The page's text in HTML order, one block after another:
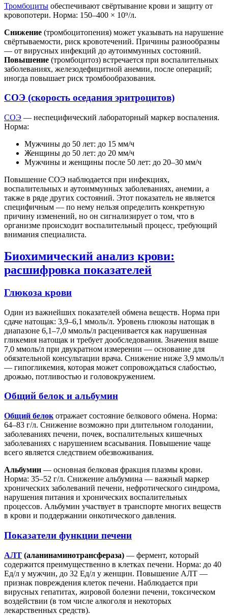
Тромбоциты обеспечивают свёртывание крови и защиту от
кровопотери. Норма: 150–400 × 10⁹/л.
Снижение (тромбоцитопения) может указывать на нарушение
свёртываемости, риск кровотечений. Причины разнообразны
— от вирусных инфекций до аутоиммунных состояний.
Повышение (тромбоцитоз) встречается при воспалительных
заболеваниях, железодефицитной анемии, после операций;
иногда повышает риск тромбообразования.
СОЭ (скорость оседания эритроцитов)
СОЭ — неспецифический лабораторный маркер воспаления.
Норма:
Мужчины до 50 лет: до 15 мм/ч
Женщины до 50 лет: до 20 мм/ч
Мужчины и женщины после 50 лет: до 20–30 мм/ч
Повышение СОЭ наблюдается при инфекциях,
воспалительных и аутоиммунных заболеваниях, анемии, а
также в ряде других состояний. Этот показатель не является
специфичным — по нему нельзя определить конкретную
причину изменений, но он сигнализирует о том, что в
организме происходит воспалительный процесс, требующий
внимания специалиста.
Биохимический анализ крови:
расшифровка показателей
Глюкоза крови
Один из важнейших показателей обмена веществ. Норма при
сдаче натощак: 3,9–6,1 ммоль/л. Уровень глюкозы натощак в
диапазоне 6,1–7,0 ммоль/л расценивается как нарушенная
гликемия натощак и требует дообследования. Значения выше
7,0 ммоль/л при двукратном измерении — основание для
обязательной консультации врача. Снижение ниже 3,9 ммоль/л
— гипогликемия, которая может сопровождаться слабостью,
дрожью, потливостью и головокружением.
Общий белок и альбумин
Общий белок отражает состояние белкового обмена. Норма:
64–83 г/л. Снижение возможно при длительном голодании,
заболеваниях печени, почек, воспалительных кишечных
заболеваниях с нарушением всасывания. Повышение чаще
всего является следствием обезвоживания.
Альбумин — основная белковая фракция плазмы крови.
Норма: 35–52 г/л. Снижение альбумина — важный маркер
хронических заболеваний печени, нефротического синдрома,
нарушения питания и хронических воспалительных
процессов. Альбумин участвует в транспорте многих веществ
в крови и поддержании онкотического давления.
Показатели функции печени
АЛТ (аланинаминотрансфераза) — фермент, который
содержится преимущественно в клетках печени. Норма: до 40
Ед/л у мужчин, до 32 Ед/л у женщин. Повышение АЛТ —
признак повреждения клеток печени. Наблюдается при
вирусных гепатитах, жировой болезни печени, токсическом
воздействии (в том числе алкоголя и некоторых
лекарственных средств).